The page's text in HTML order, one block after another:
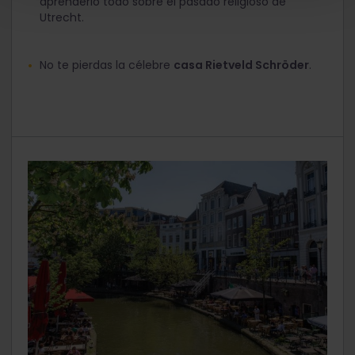
Utrecht.
No te pierdas la célebre casa Rietveld Schröder.